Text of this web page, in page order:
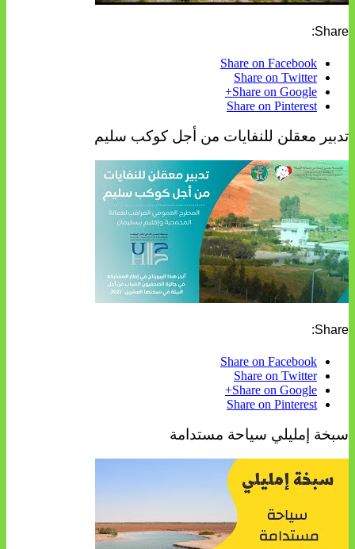
Share:
Share on Facebook
Share on Twitter
Share on Google+
Share on Pinterest
تدبير معقلن للنفايات من أجل كوكب سليم
Share:
Share on Facebook
Share on Twitter
Share on Google+
Share on Pinterest
سبخة إمليلي سياحة مستدامة